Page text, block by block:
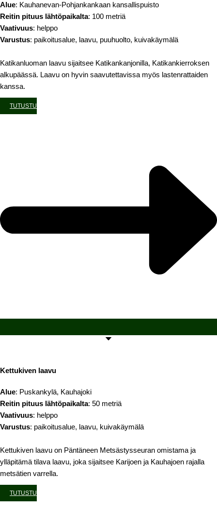
Alue: Kauhanevan-Pohjankankaan kansallispuisto
Reitin pituus lähtöpaikalta: 100 metriä
Vaativuus: helppo
Varustus: paikoitusalue, laavu, puuhuolto, kuivakäymälä
Katikanluoman laavu sijaitsee Katikankanjonilla, Katikankierroksen
alkupäässä. Laavu on hyvin saavutettavissa myös lastenrattaiden
kanssa.
TUTUSTU
Kettukiven laavu
Alue: Puskankylä, Kauhajoki
Reitin pituus lähtöpaikalta: 50 metriä
Vaativuus: helppo
Varustus: paikoitusalue, laavu, kuivakäymälä
Kettukiven laavu on Päntäneen Metsästysseuran omistama ja
ylläpitämä tilava laavu, joka sijaitsee Karijoen ja Kauhajoen rajalla
metsätien varrella.
TUTUSTU